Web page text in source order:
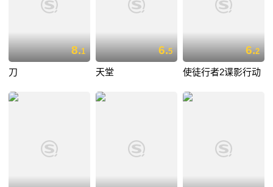
8.1
刀
6.5
天堂
6.2
使徒行者2谍影行动